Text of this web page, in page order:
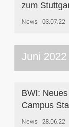
zum
News 03.07.22
Juni 2022
BWI:
Campus
News 28.06.22